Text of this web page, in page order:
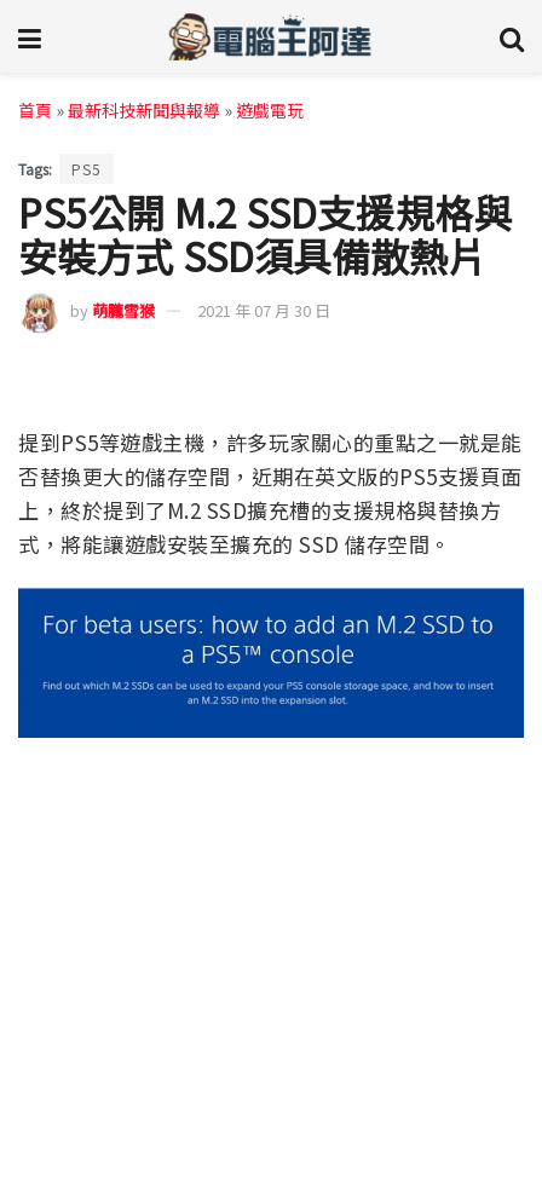
首頁 »最新科技新聞與報導 »遊戲電玩
Tags: PS5
PS5公開 M.2 SSD支援規格與
安裝方式 SSD須具備散熱片
by 萌朧雪猴 2021 年 07 月 30 日
提到PS5等遊戲主機，許多玩家關心的重點之一就是能
否替換更大的儲存空間，近期在英文版的PS5支援頁面
上，終於提到了M.2 SSD擴充槽的支援規格與替換方
式，將能讓遊戲安裝至擴充的 SSD 儲存空間。